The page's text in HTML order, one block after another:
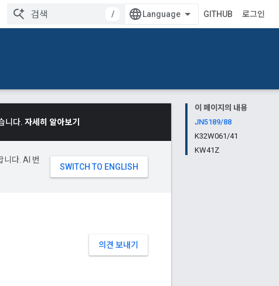
/ GITHUB 로그인
이 페이지의 내용
JN5189/88
K32W061/41
KW41Z
니다. 자세히 알아보기
니다. AI 번
의견 보내기